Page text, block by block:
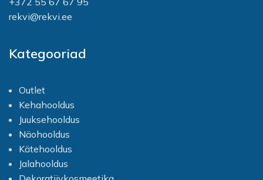
rekvi@rekvi.ee
Kategooriad
Outlet
Kehahooldus
Juuksehooldus
Näohooldus
Kätehooldus
Jalahooldus